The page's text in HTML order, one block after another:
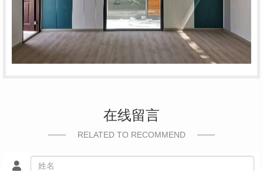
在线留言
RELATED TO RECOMMEND